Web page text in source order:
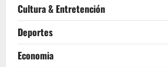
Cultura & Entretención
Deportes
Economia